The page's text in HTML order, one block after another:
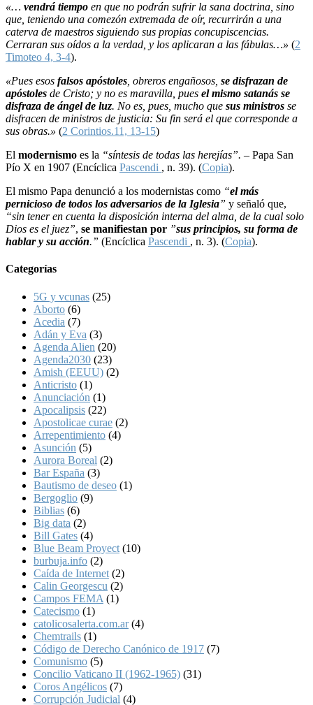
«… vendrá tiempo en que no podrán sufrir la sana doctrina, sino
que, teniendo una comezón extremada de oír, recurrirán a una
caterva de maestros siguiendo sus propias concupiscencias.
Cerraran sus oídos a la verdad, y los aplicaran a las fábulas…» (2
Timoteo 4, 3-4).
«Pues esos falsos apóstoles , obreros engañosos, se disfrazan de
apóstoles de Cristo; y no es maravilla, pues el mismo satanás se
disfraza de ángel de luz. No es, pues, mucho que sus ministros se
disfracen de ministros de justicia: Su fin será el que corresponde a
sus obras.» (2 Corintios.11, 13-15)
El modernismo es la “síntesis de todas las herejías”. – Papa San
Pío X en 1907 (Encíclica Pascendi , n. 39). (Copia).
El mismo Papa denunció a los modernistas como “el más
pernicioso de todos los adversarios de la Iglesia” y señaló que,
“sin tener en cuenta la disposición interna del alma, de la cual solo
Dios es el juez”, se manifiestan por ”sus principios, su forma de
hablar y su acción.” (Encíclica Pascendi , n. 3). (Copia).
Categorías
5G y vcunas (25)
Aborto (6)
Acedia (7)
Adán y Eva (3)
Agenda Alien (20)
Agenda2030 (23)
Amish (EEUU) (2)
Anticristo (1)
Anunciación (1)
Apocalipsis (22)
Apostolicae curae (2)
Arrepentimiento (4)
Asunción (5)
Aurora Boreal (2)
Bar España (3)
Bautismo de deseo (1)
Bergoglio (9)
Biblias (6)
Big data (2)
Bill Gates (4)
Blue Beam Proyect (10)
burbuja.info (2)
Caída de Internet (2)
Calin Georgescu (2)
Campos FEMA (1)
Catecismo (1)
catolicosalerta.com.ar(4)
Chemtrails (1)
Código de Derecho Canónico de 1917 (7)
Comunismo (5)
Concilio Vaticano II (1962-1965) (31)
Coros Angélicos (7)
Corrupción Judicial (4)